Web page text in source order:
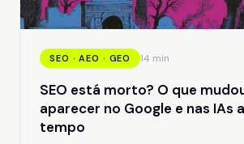
SEO · AEO · GEO 14 min
SEO está morto? O que
aparecer no Google e nas IAs
tempo